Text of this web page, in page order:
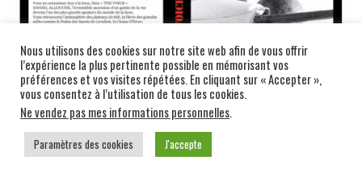
Nous utilisons des cookies sur notre site web afin de vous offrir
l’expérience la plus pertinente possible en mémorisant vos
préférences et vos visites répétées. En cliquant sur « Accepter »,
vous consentez à l’utilisation de tous les cookies.
Ne vendez pas mes informations personnelles.
Paramètres des cookies J'accepte